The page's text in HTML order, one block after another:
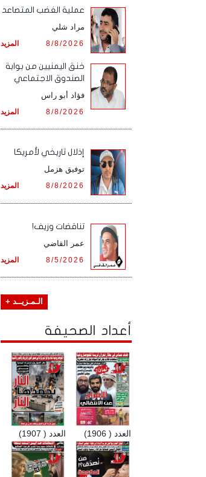
‏عملية الغضب المتصاعد
مراد شلي
المزيد 8/8/2026
خنق اليمنيين من بوابة
الصندوق الاجتماعي
فؤاد أبو راس
المزيد 8/8/2026
إذلال تاريخي لأمريكا
توفيق هزمل
المزيد 8/8/2026
تناقضات وزيف!
عمر القاضي
المزيد 8/5/2026
الـمـزيــد +
أعداد الصحيفة
العدد ( 1907) العدد ( 1906)